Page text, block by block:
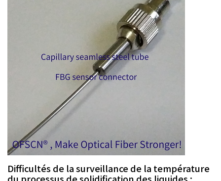
Difficultés de la surveillance de la température